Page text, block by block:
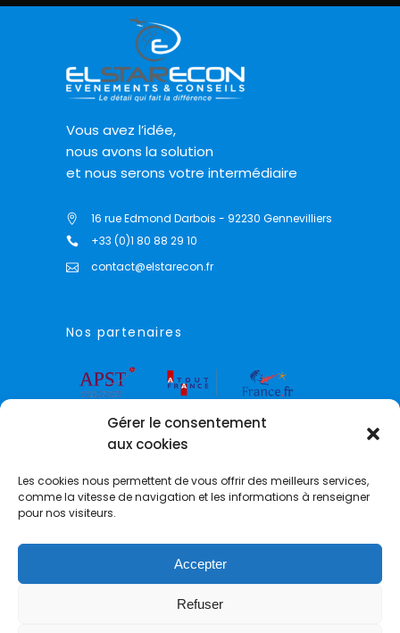
Gérer le consentement
aux cookies
Les cookies nous permettent de vous offrir des meilleurs services,
comme la vitesse de navigation et les informations à renseigner
pour nos visiteurs.
Accepter
Refuser
Vous avez l’idée,
nous avons la solution
et nous serons votre intermédiaire
16 rue Edmond Darbois - 92230 Gennevilliers
+33 (0)1 80 88 29 10
contact@elstarecon.fr
Nos partenaires
© 2021 Elstarecon E&C –